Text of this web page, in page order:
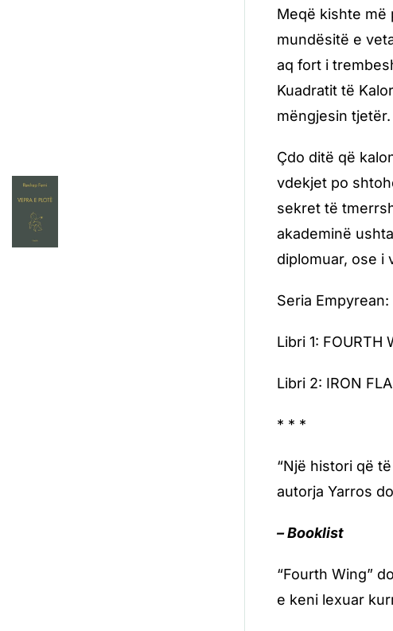
Meqë kishte më
mundësitë e
aq fort i
Kuadratit të
mëngjesin tjetër.
Çdo ditë që
vdekjet po
sekret të
akademinë
diplomuar, ose i
Seria Empyrean:
Libri 1: FOURTH
Libri 2: IRON
* * *
“Një histori që
autorja Yarros
– Booklist
“Fourth Wing”
e keni lexuar